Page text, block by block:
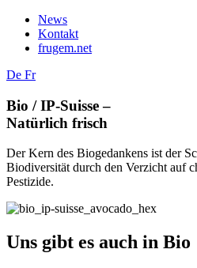
News
Kontakt
frugem.net
De Fr
Bio / IP-Suisse –
Natürlich frisch
Der Kern des Biogedankens ist der
Biodiversität durch den Verzicht auf
Pestizide.
Uns gibt es auch in Bio